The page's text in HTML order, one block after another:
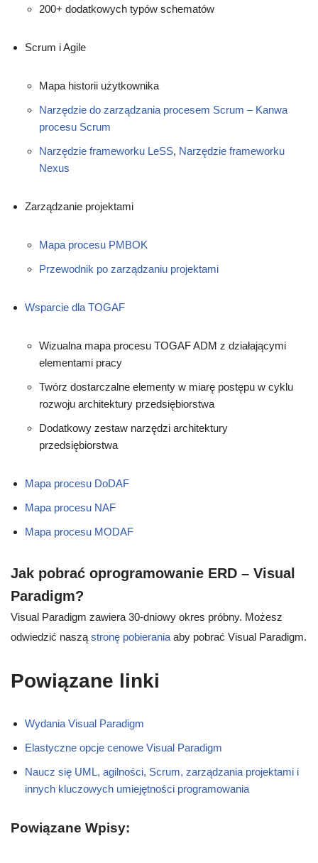
200+ dodatkowych typów schematów
Scrum i Agile
Mapa historii użytkownika
Narzędzie do zarządzania procesem Scrum – Kanwa
procesu Scrum
Narzędzie frameworku LeSS, Narzędzie frameworku
Nexus
Zarządzanie projektami
Mapa procesu PMBOK
Przewodnik po zarządzaniu projektami
Wsparcie dla TOGAF
Wizualna mapa procesu TOGAF ADM z działającymi
elementami pracy
Twórz dostarczalne elementy w miarę postępu w cyklu
rozwoju architektury przedsiębiorstwa
Dodatkowy zestaw narzędzi architektury
przedsiębiorstwa
Mapa procesu DoDAF
Mapa procesu NAF
Mapa procesu MODAF
Jak pobrać oprogramowanie ERD – Visual
Paradigm?
Visual Paradigm zawiera 30-dniowy okres próbny. Możesz
odwiedzić naszą stronę pobierania aby pobrać Visual Paradigm.
Powiązane linki
Wydania Visual Paradigm
Elastyczne opcje cenowe Visual Paradigm
Naucz się UML, agilności, Scrum, zarządzania projektami i
innych kluczowych umiejętności programowania
Powiązane Wpisy: